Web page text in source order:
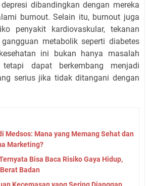
dibandingkan dengan mereka
burnout. Selain itu, burnout juga
penyakit kardiovaskular, tekanan
metabolik seperti diabetes
ini bukan hanya masalah
dapat berkembang menjadi
serius jika tidak ditangani dengan
Medsos: Mana yang Memang Sehat dan
Marketing?
Bisa Baca Risiko Gaya Hidup,
Badan
Kecemasan yang Sering Dianggap